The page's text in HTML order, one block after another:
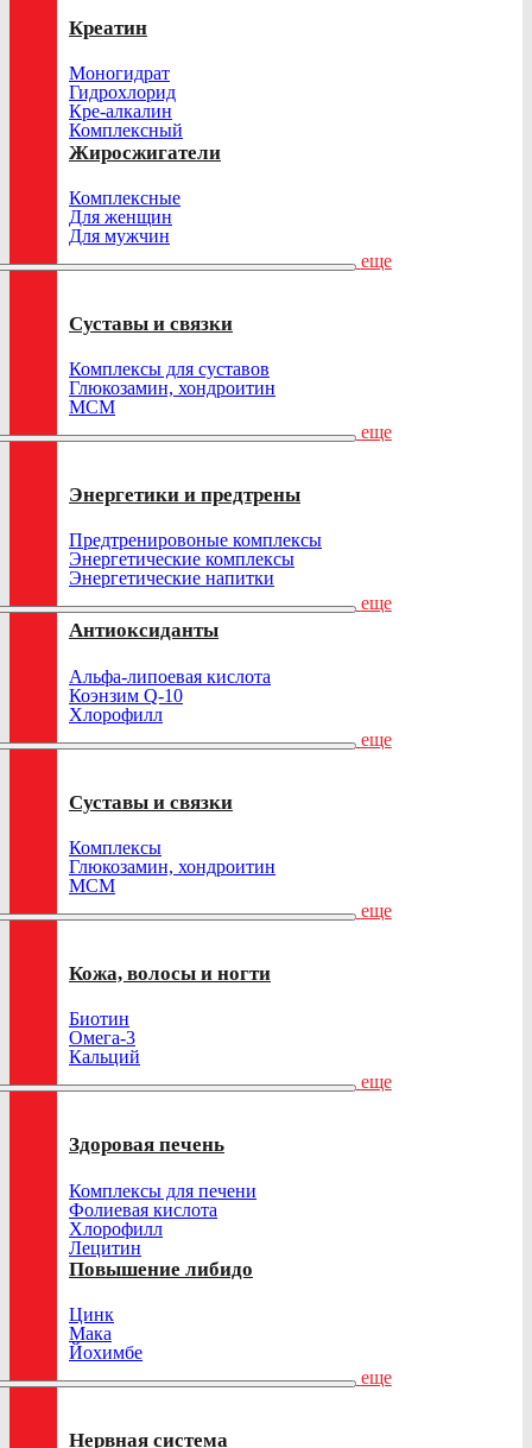
Креатин
Моногидрат
Гидрохлорид
Кре-алкалин
Комплексный
Жиросжигатели
Комплексные
Для женщин
Для мужчин
еще
Суставы и связки
Комплексы для суставов
Глюкозамин, хондроитин
МСМ
еще
Энергетики и предтрены
Предтренировоные комплексы
Энергетические комплексы
Энергетические напитки
еще
Антиоксиданты
Альфа-липоевая кислота
Коэнзим Q-10
Хлорофилл
еще
Суставы и связки
Комплексы
Глюкозамин, хондроитин
МСМ
еще
Кожа, волосы и ногти
Биотин
Омега-3
Кальций
еще
Здоровая печень
Комплексы для печени
Фолиевая кислота
Хлорофилл
Лецитин
Повышение либидо
Цинк
Мака
Йохимбе
еще
Нервная система